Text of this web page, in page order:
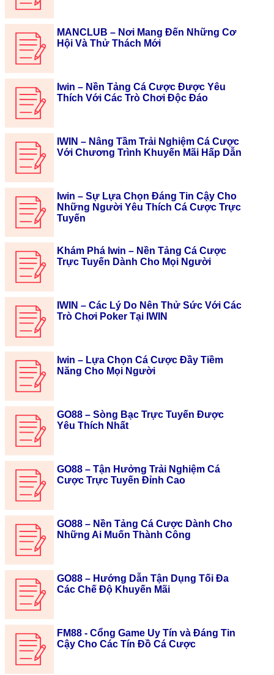
MANCLUB – Nơi Mang Đến Những Cơ
Hội Và Thử Thách Mới
Iwin – Nền Tảng Cá Cược Được Yêu
Thích Với Các Trò Chơi Độc Đáo
IWIN – Nâng Tầm Trải Nghiệm Cá Cược
Với Chương Trình Khuyến Mãi Hấp Dẫn
Iwin – Sự Lựa Chọn Đáng Tin Cậy Cho
Những Người Yêu Thích Cá Cược Trực
Tuyến
Khám Phá Iwin – Nền Tảng Cá Cược
Trực Tuyến Dành Cho Mọi Người
IWIN – Các Lý Do Nên Thử Sức Với Các
Trò Chơi Poker Tại IWIN
Iwin – Lựa Chọn Cá Cược Đầy Tiềm
Năng Cho Mọi Người
GO88 – Sòng Bạc Trực Tuyến Được
Yêu Thích Nhất
GO88 – Tận Hưởng Trải Nghiệm Cá
Cược Trực Tuyến Đỉnh Cao
GO88 – Nền Tảng Cá Cược Dành Cho
Những Ai Muốn Thành Công
GO88 – Hướng Dẫn Tận Dụng Tối Đa
Các Chế Độ Khuyến Mãi
FM88 - Cổng Game Uy Tín và Đáng Tin
Cậy Cho Các Tín Đồ Cá Cược